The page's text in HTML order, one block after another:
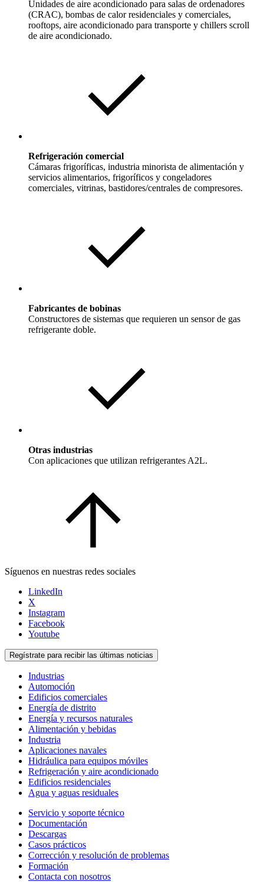
Unidades de aire acondicionado para salas de ordenadores
(CRAC), bombas de calor residenciales y comerciales,
rooftops, aire acondicionado para transporte y chillers scroll
de aire acondicionado.
Refrigeración comercial
Cámaras frigoríficas, industria minorista de alimentación y
servicios alimentarios, frigoríficos y congeladores
comerciales, vitrinas, bastidores/centrales de compresores.
Fabricantes de bobinas
Constructores de sistemas que requieren un sensor de gas
refrigerante doble.
Otras industrias
Con aplicaciones que utilizan refrigerantes A2L.
Síguenos en nuestras redes sociales
LinkedIn
X
Instagram
Facebook
Youtube
Regístrate para recibir las últimas noticias
Industrias
Automoción
Edificios comerciales
Energía de distrito
Energía y recursos naturales
Alimentación y bebidas
Industria
Aplicaciones navales
Hidráulica para equipos móviles
Refrigeración y aire acondicionado
Edificios residenciales
Agua y aguas residuales
Servicio y soporte técnico
Documentación
Descargas
Casos prácticos
Corrección y resolución de problemas
Formación
Contacta con nosotros